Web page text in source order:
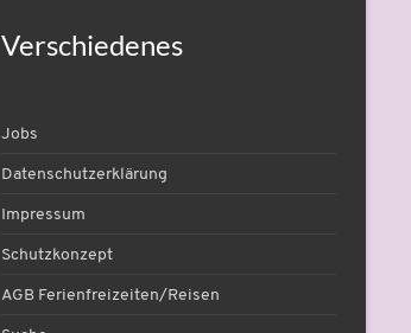
Verschiedenes
Jobs
Datenschutzerklärung
Impressum
Schutzkonzept
AGB Ferienfreizeiten/Reisen